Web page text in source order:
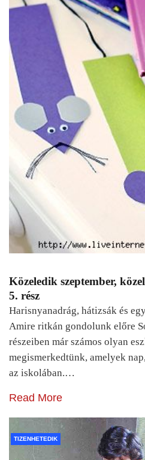
Közeledik szeptember,
5. rész
Harisnyanadrág, hátizsák és
Amire ritkán gondolunk előre
részeiben már számos olyan
megismerkedtünk, amelyek
az iskolában.…
Read More
TIZENHETEDIK